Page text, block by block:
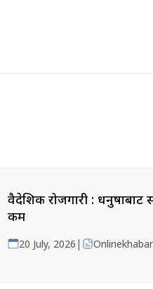
वैदेशिक रोजगारी : धनुषाबाट
कम
20 July, 2026 | Onlinekhabar